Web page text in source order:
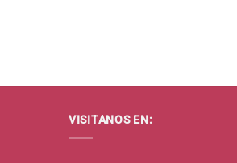
VISITANOS EN: